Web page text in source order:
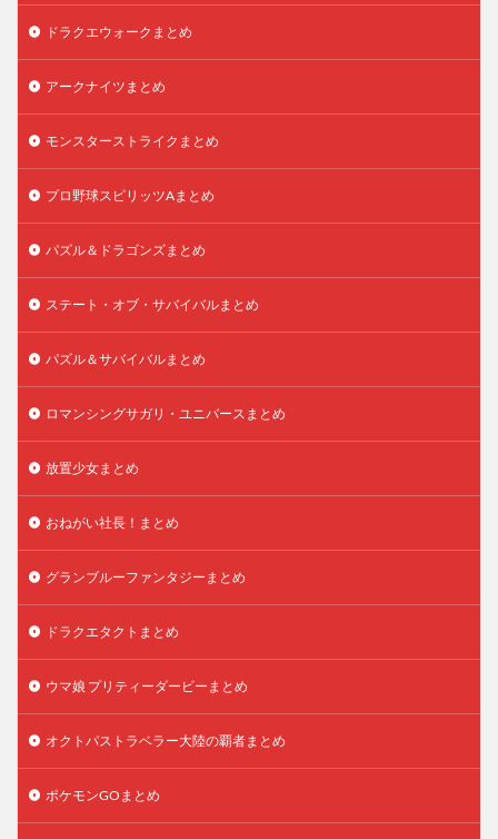
ドラクエウォークまとめ
アークナイツまとめ
モンスターストライクまとめ
プロ野球スピリッツAまとめ
パズル＆ドラゴンズまとめ
ステート・オブ・サバイバルまとめ
パズル＆サバイバルまとめ
ロマンシングサガリ・ユニバースまとめ
放置少女まとめ
おねがい社長！まとめ
グランブルーファンタジーまとめ
ドラクエタクトまとめ
ウマ娘 プリティーダービーまとめ
オクトパストラベラー大陸の覇者まとめ
ポケモンGOまとめ